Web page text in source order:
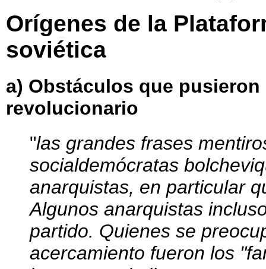
Orígenes de la
soviética
a) Obstáculos que
revolucionario
"las grandes frases
socialdemócratas
anarquistas, en particular
Algunos anarquistas
partido. Quienes se
acercamiento fueron los